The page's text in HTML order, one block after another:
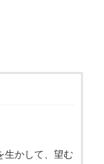
生かして、望む